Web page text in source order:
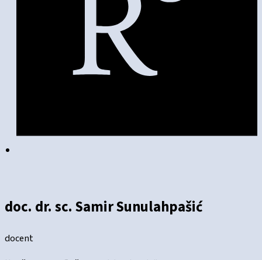
doc. dr. sc. Samir Sunulahpašić
docent